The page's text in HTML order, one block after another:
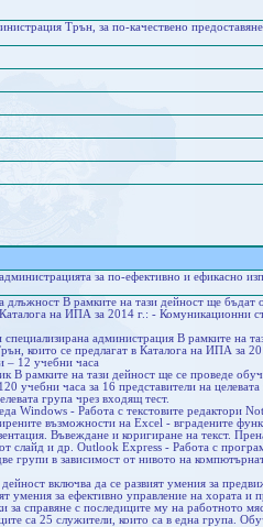
Трън, за по-качествено
за по-ефективно и ефикасно
В рамките на тази дейност ще бъдат
на ИПА за 2014 г.: - Комуникационни
администрация В рамките на
които се предлагат в Каталога на ИПА за
– 12 учебни часа
рамките на тази дейност ще се проведе
учебни часа за 16 представители на
група чрез входящ тест.
Windows - Работа с текстовите редактори
възможности на Excel - вградените
Въвеждане и коригиране на текст.
слайд и др. Outlook Express - Работа с
групи в зависимост от нивото на
включва да се развият умения за
умения за ефективно управление на хората и
за справяне с последиците му на работното
са 25 служители, които са в една група.